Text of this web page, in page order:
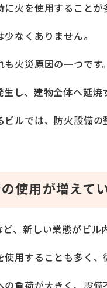
火を使用することが
なくありません。
火災原因の一つです。
し、建物全体へ延焼
ルでは、防火設備
使用が増えて
、新しい業態がビル
用することも多く
負荷が大きく、設備